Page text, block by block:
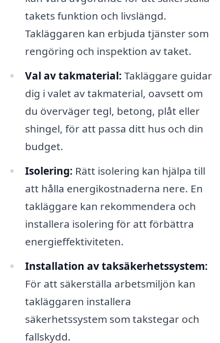
takets funktion och livslängd.
Takläggaren kan erbjuda tjänster som
rengöring och inspektion av taket.
Val av takmaterial: Takläggare guidar
dig i valet av takmaterial, oavsett om
du överväger tegl, betong, plåt eller
shingel, för att passa ditt hus och din
budget.
Isolering: Rätt isolering kan hjälpa till
att hålla energikostnaderna nere. En
takläggare kan rekommendera och
installera isolering för att förbättra
energieffektiviteten.
Installation av taksäkerhetssystem:
För att säkerställa arbetsmiljön kan
takläggaren installera
säkerhetssystem som takstegar och
fallskydd.